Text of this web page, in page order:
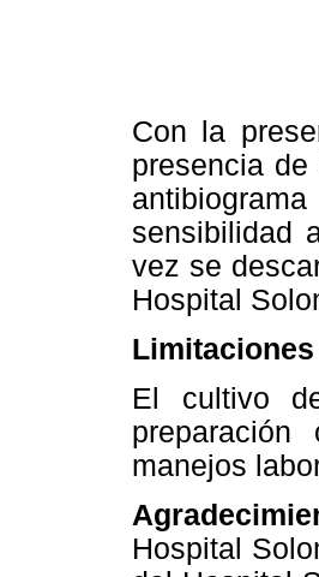
Con la
presencia de
sensibilidad
vez se
Hospital
El cultivo
manejos
Hospital